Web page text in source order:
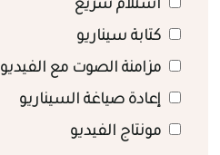
استلام سريع
كتابة سيناريو
مزامنة الصوت مع الفيديو
إعادة صياغة السيناريو
مونتاج الفيديو